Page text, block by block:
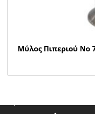
Μύλος Πιπεριού Νο